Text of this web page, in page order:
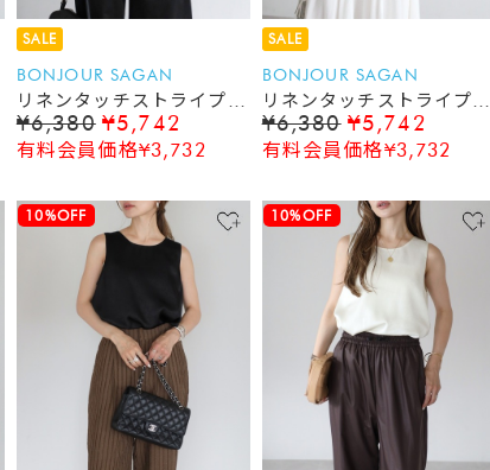
SALE
BONJOUR SAGAN
リネンタッチストライプコ
クーンベスト
¥6,380 ¥5,742
有料会員価格¥3,732
SALE
BONJOUR SAGAN
リネンタッチストライプコ
クーンベスト
¥6,380 ¥5,742
有料会員価格¥3,732
10%OFF 10%OFF